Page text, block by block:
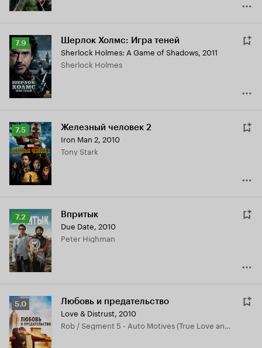
Рейтинг
Кинопоиска
7.9
7.9 Шерлок Холмс: Игра теней
Sherlock Holmes: A Game of Shadows, 2011
Sherlock Holmes
Рейтинг
Кинопоиска
7.5
7.5 Железный человек 2
Iron Man 2, 2010
Tony Stark
Рейтинг
Кинопоиска
7.2
7.2 Впритык
Due Date, 2010
Peter Highman
Рейтинг
Кинопоиска
5.0
5.0 Любовь и предательство
Love & Distrust, 2010
Rob / Segment 5 - Auto Motives (True Love and False Hope)